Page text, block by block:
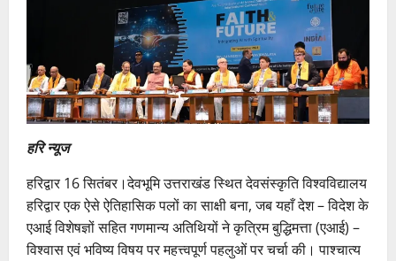
हरि न्यूज
हरिद्वार 16 सितंबर।देवभूमि उत्तराखंड स्थित देवसंस्कृति विश्वविद्यालय
हरिद्वार एक ऐसे ऐतिहासिक पलों का साक्षी बना, जब यहाँ देश – विदेश के
एआई विशेषज्ञों सहित गणमान्य अतिथियों ने कृत्रिम बुद्धिमत्ता (एआई) –
विश्वास एवं भविष्य विषय पर महत्त्वपूर्ण पहलुओं पर चर्चा की। पाश्चात्य